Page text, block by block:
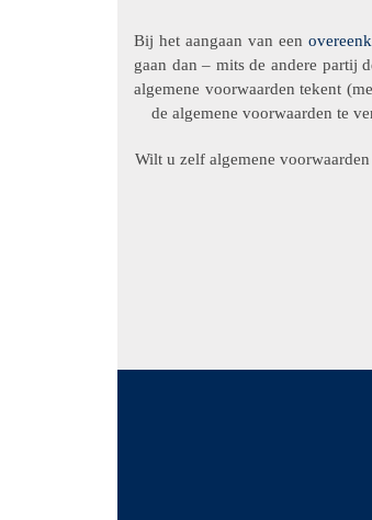
Bij het aangaan van een
gaan dan – mits de andere partij
algemene voorwaarden tekent
de algemene voorwaarden te
Wilt u zelf algemene